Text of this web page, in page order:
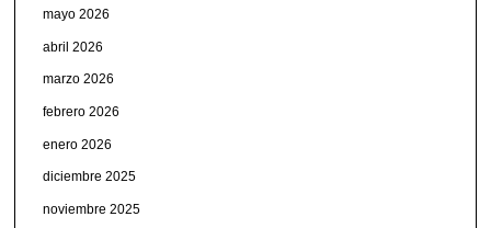
mayo 2026
abril 2026
marzo 2026
febrero 2026
enero 2026
diciembre 2025
noviembre 2025